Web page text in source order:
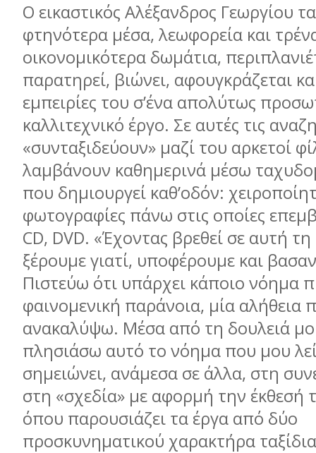
Ο εικαστικός Αλέξανδρος Γεωργίου
φτηνότερα μέσα, λεωφορεία και
οικονομικότερα δωμάτια,
παρατηρεί, βιώνει, αφουγκράζεται
εμπειρίες του σ’ένα απολύτως
καλλιτεχνικό έργο. Σε αυτές τις
«συνταξιδεύουν» μαζί του αρκετοί
λαμβάνουν καθημερινά μέσω
που δημιουργεί καθ’οδόν:
φωτογραφίες πάνω στις οποίες
CD, DVD. «Έχοντας βρεθεί σε αυτή
ξέρουμε γιατί, υποφέρουμε και
Πιστεύω ότι υπάρχει κάποιο νόημα
φαινομενική παράνοια, μία αλήθεια
ανακαλύψω. Μέσα από τη δουλειά
πλησιάσω αυτό το νόημα που μου
σημειώνει, ανάμεσα σε άλλα, στη
στη «σχεδία» με αφορμή την έκθεσή
όπου παρουσιάζει τα έργα από δύο
προσκυνηματικού χαρακτήρα